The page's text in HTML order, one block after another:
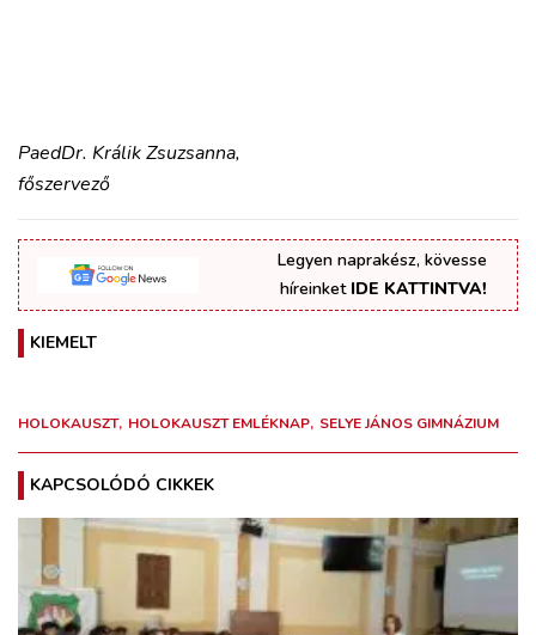
PaedDr. Králik Zsuzsanna,
főszervező
Legyen naprakész, kövesse
híreinket IDE KATTINTVA!
KIEMELT
HOLOKAUSZT HOLOKAUSZT EMLÉKNAP SELYE JÁNOS GIMNÁZIUM
KAPCSOLÓDÓ CIKKEK